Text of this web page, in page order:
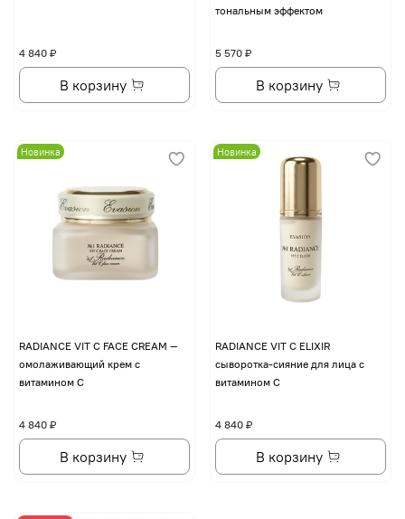
4 840 ₽
В корзину
тональным эффектом
5 570 ₽
В корзину
Новинка
RADIANCE VIT C FACE CREAM —
омолаживающий крем с
витамином С
4 840 ₽
В корзину
Новинка
RADIANCE VIT C ELIXIR
сыворотка-сияние для лица с
витамином С
4 840 ₽
В корзину